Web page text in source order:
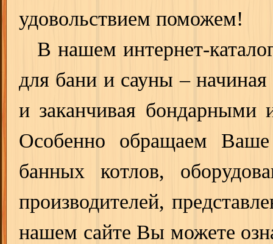
удовольствием поможем!
В нашем интернет-
для бани и сауны –
и заканчивая бондарными
Особенно обращаем Ваше
банных котлов,
производителей,
нашем сайте Вы можете